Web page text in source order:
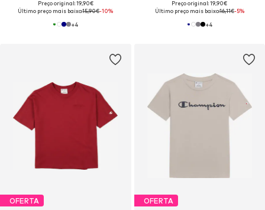
Preço original: 19,90€
Último preço mais baixo:15,90€-10%
+4
Preço original: 19,90€
Último preço mais baixo:16,11€-5%
+4
OFERTA OFERTA